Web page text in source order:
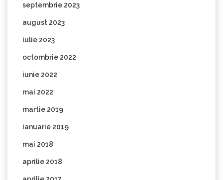
septembrie 2023
august 2023
iulie 2023
octombrie 2022
iunie 2022
mai 2022
martie 2019
ianuarie 2019
mai 2018
aprilie 2018